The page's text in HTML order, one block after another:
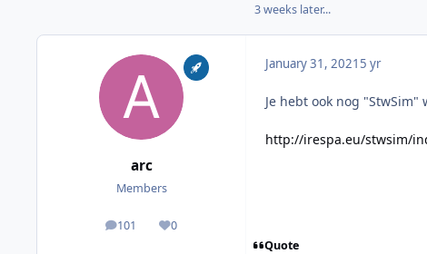
3 weeks later...
arc
Members
101
posts 0
Reputation
January 31, 2021 5 yr
Je hebt ook nog
http://irespa.eu/stwsim/
Quote